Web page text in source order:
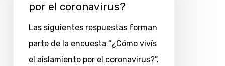
aislamiento
por el coronavirus?
Las siguientes respuestas forman
parte de la encuesta “¿Cómo vivís
el aislamiento por el coronavirus?”.